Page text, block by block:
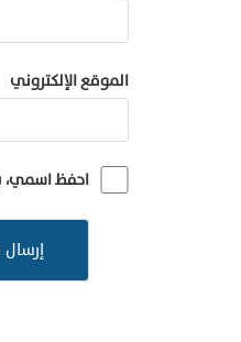
الموقع الإلكتروني
احفظ اسمي،